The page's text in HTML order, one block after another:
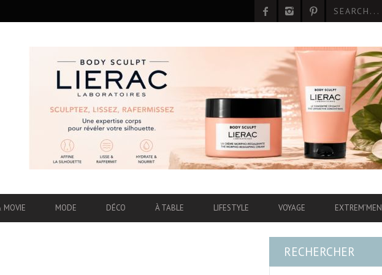
MOVIE MODE DÉCO À TABLE LIFESTYLE VOYAGE EXTREM’MEN
RECHERCHER